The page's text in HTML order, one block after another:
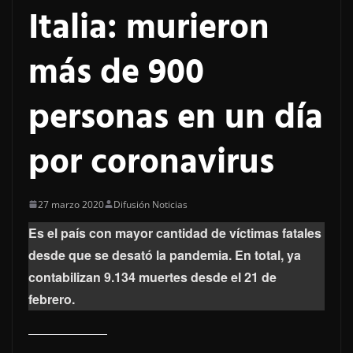
Italia: murieron
más de 900
personas en un día
por coronavirus
27 marzo 2020 Difusión Noticias
Es el país con mayor cantidad de víctimas fatales
desde que se desató la pandemia. En total, ya
contabilizan 9.134 muertes desde el 21 de
febrero.